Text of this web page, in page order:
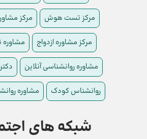
مرکز تست هوش مرکز
مرکز مشاوره ازدواج مشاوره
مشاوره روانشناسی آنلاین
روانشناس کودک مشاوره
شبکه های